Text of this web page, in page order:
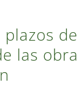
plazos de
las